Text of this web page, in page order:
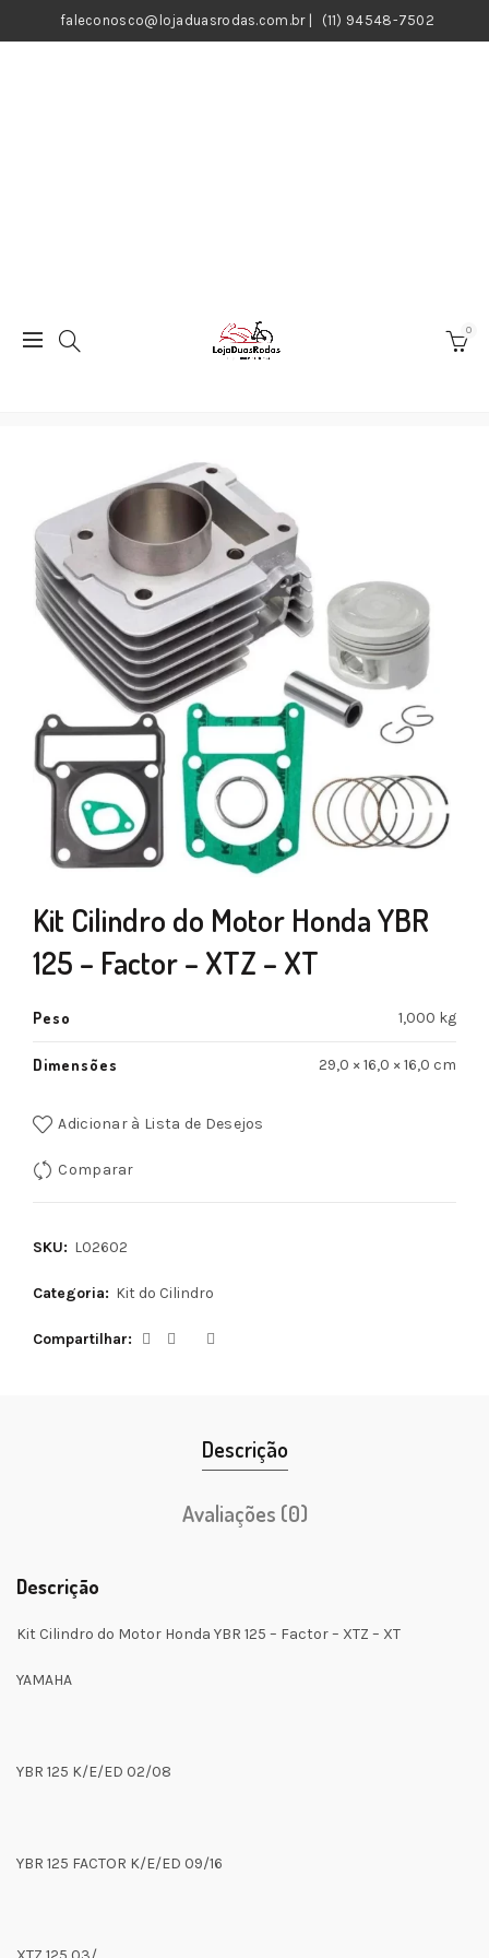
faleconosco@lojaduasrodas.com.br| (11) 94548-7502
0
Kit Cilindro do Motor Honda YBR
125 – Factor – XTZ – XT
Peso 1,000 kg
Dimensões 29,0 × 16,0 × 16,0 cm
Adicionar à Lista de Desejos
Comparar
SKU: L02602
Categoria: Kit do Cilindro
Compartilhar
Descrição
Avaliações (0)
Descrição
Kit Cilindro do Motor Honda YBR 125 – Factor – XTZ – XT
YAMAHA
YBR 125 K/E/ED 02/08
YBR 125 FACTOR K/E/ED 09/16